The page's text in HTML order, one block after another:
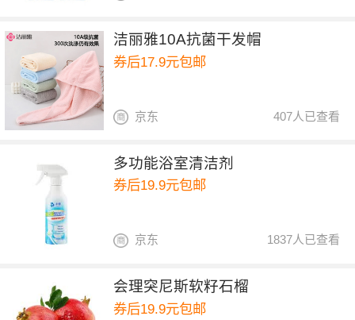
洁丽雅10A抗菌干发帽
券后17.9元包邮
407人已查看
京东
多功能浴室清洁剂
券后19.9元包邮
1837人已查看
京东
会理突尼斯软籽石榴
券后19.9元包邮